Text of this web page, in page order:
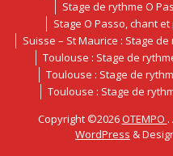
Stage de rythme O
Stage O Passo, chant
Suisse – St Maurice : Stage
Toulouse : Stage de
Toulouse : Stage de
Toulouse : Stage de
Copyright ©2026OTEMPO
WordPress &